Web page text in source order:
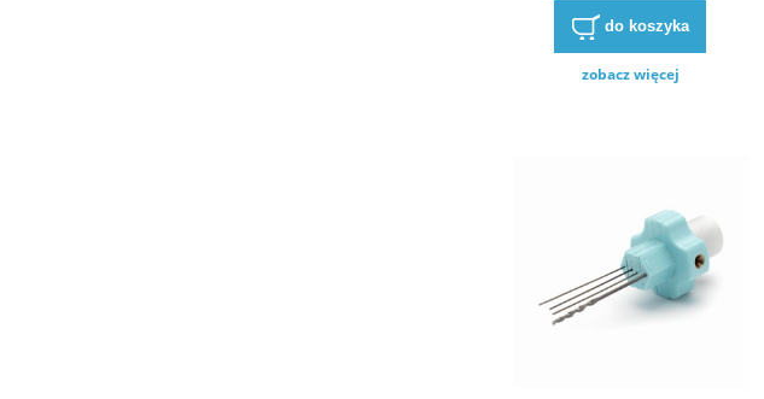
do koszyka
zobacz więcej